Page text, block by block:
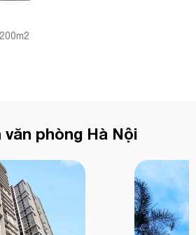
văn phòng Hà Nội